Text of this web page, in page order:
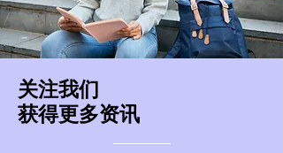
​关注我们
获得更多资讯